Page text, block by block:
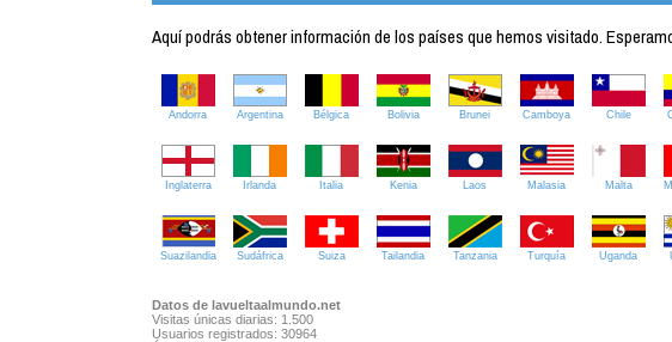
Aquí podrás obtener información de los países que hemos visitado.
Andorra Argentina Bélgica Bolivia Brunei Camboya Chile
Inglaterra Irlanda Italia Kenia Laos Malasia Malta
Suazilandia Sudáfrica Suiza Tailandia Tanzania Turquía Uganda
Datos de lavueltaalmundo.net
Visitas únicas diarias: 1.500
Usuarios registrados: 30964